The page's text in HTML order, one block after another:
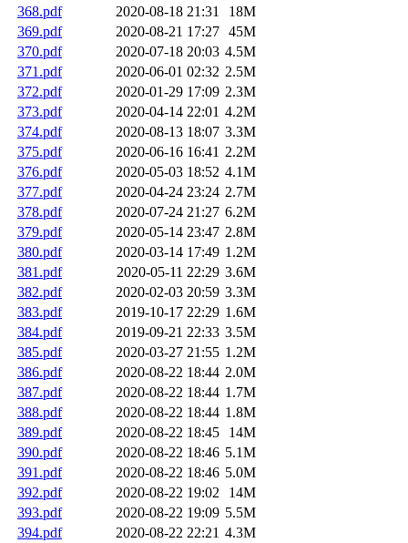
368.pdf
2020-08-18 21:31
18M
369.pdf
2020-08-21 17:27 45M
370.pdf
2020-07-18 20:03 4.5M
371.pdf
2020-06-01 02:32 2.5M
372.pdf
2020-01-29 17:09 2.3M
373.pdf
2020-04-14 22:01 4.2M
374.pdf
2020-08-13 18:07 3.3M
375.pdf
2020-06-16 16:41 2.2M
376.pdf
2020-05-03 18:52 4.1M
377.pdf
2020-04-24 23:24 2.7M
378.pdf
2020-07-24 21:27 6.2M
379.pdf
2020-05-14 23:47 2.8M
380.pdf
2020-03-14 17:49 1.2M
381.pdf
2020-05-11 22:29 3.6M
382.pdf
2020-02-03 20:59 3.3M
383.pdf
2019-10-17 22:29 1.6M
384.pdf
2019-09-21 22:33 3.5M
385.pdf
2020-03-27 21:55 1.2M
386.pdf
2020-08-22 18:44 2.0M
387.pdf
2020-08-22 18:44 1.7M
388.pdf
2020-08-22 18:44 1.8M
389.pdf
2020-08-22 18:45
14M
390.pdf
2020-08-22 18:46 5.1M
391.pdf
2020-08-22 18:46 5.0M
392.pdf
2020-08-22 19:02
14M
393.pdf
2020-08-22 19:09 5.5M
394.pdf
2020-08-22 22:21 4.3M